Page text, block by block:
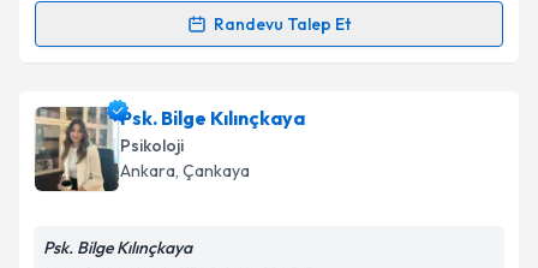
'ni okudum ve kişisel verilerimin belirtilen
kapsamda işlenmesini kabul ediyorum.
Takvim Talebini Gönder
Randevu Talep Et
Randevu Takvimi Talebi
Psk. Dan. Nazan Kahraman Sirel
takvimi talebi oluşturun. Size bu uzmandan randevu
almanız için bir takvim hazırlandığında e-posta ile
bilgilendireceğiz.
Psk. Bilge Kılınçkaya
Psikoloji
Ankara, Çankaya
Psk. Bilge Kılınçkaya